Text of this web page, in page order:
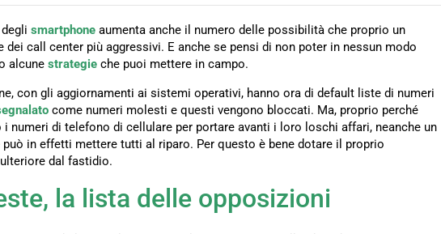
smartphone aumenta anche il numero delle possibilità che proprio un
call center più aggressivi. E anche se pensi di non poter in nessun modo
alcune strategie che puoi mettere in campo.
con gli aggiornamenti ai sistemi operativi, hanno ora di default liste di numeri
come numeri molesti e questi vengono bloccati. Ma, proprio perché
numeri di telefono di cellulare per portare avanti i loro loschi affari, neanche un
in effetti mettere tutti al riparo. Per questo è bene dotare il proprio
dal fastidio.
la lista delle opposizioni